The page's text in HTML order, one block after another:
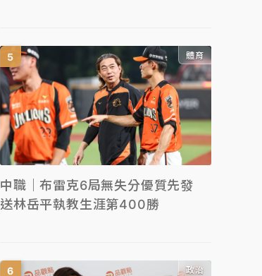
體育
中職｜布雷克6局無失分優質先發
送林岳平執教生涯第400勝
政治